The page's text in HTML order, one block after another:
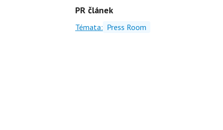
PR článek
Témata: Press Room